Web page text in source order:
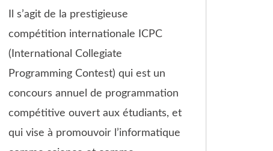
Il s’agit de la prestigieuse
compétition internationale ICPC
(International Collegiate
Programming Contest) qui est un
concours annuel de programmation
compétitive ouvert aux étudiants, et
qui vise à promouvoir l’informatique